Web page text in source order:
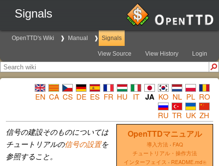
Signals
OpenTTD's Wiki Manual Signals
View Source View History Login
EN CA CS DE ES FR HU IT JA KO NL PL RO
RU TR UK ZH
OpenTTDマニュアル
導入方法 · FAQ
チュートリアル・操作方法
インターフェイス · README.md
信号の建設そのものについては
チュートリアルの信号の設置を
参照すること。